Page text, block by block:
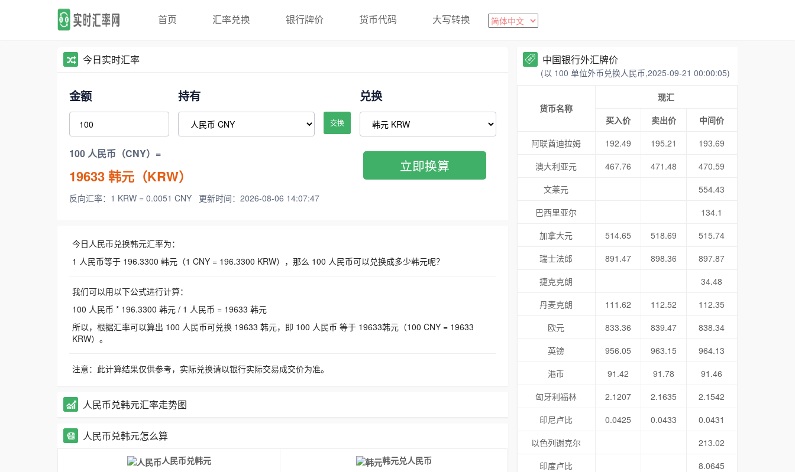
首页 汇率兑换 银行牌价 货币代码 大写转换
今日实时汇率
金额 持有
交换
兑换
100 人民币（CNY）=
19633韩元（KRW）
反向汇率：1 KRW = 0.0051 CNY 更新时间：2026-08-06 14:07:47
立即换算
今日人民币兑换韩元汇率为：
1 人民币等于 196.3300 韩元（1 CNY = 196.3300 KRW），那么 100 人民币可以兑换成多少韩元呢？
我们可以用以下公式进行计算：
100 人民币 * 196.3300 韩元 / 1 人民币 = 19633 韩元
所以，根据汇率可以算出 100 人民币可兑换 19633 韩元，即 100 人民币 等于 19633韩元（100 CNY = 19633
KRW）。
注意：此计算结果仅供参考，实际兑换请以银行实际交易成交价为准。
人民币兑韩元汇率走势图
人民币兑韩元怎么算
人民币兑韩元 韩元兑人民币
中国银行外汇牌价
(以 100 单位外币兑换人民币,2025-09-21 00:00:05)
货币名称
现汇
买入价
卖出价
中间价
阿联酋迪拉姆
192.49 195.21
193.69
澳大利亚元
467.76 471.48
470.59
文莱元
554.43
巴西里亚尔
134.1
加拿大元
514.65 518.69
515.74
瑞士法郎
891.47 898.36
897.87
捷克克朗
34.48
丹麦克朗
111.62 112.52
112.35
欧元
833.36 839.47
838.34
英镑
956.05 963.15
964.13
港币
91.42 91.78
91.46
匈牙利福林
2.1207 2.1635
2.1542
印尼卢比
0.0425 0.0433
0.0431
以色列谢克尔
213.02
印度卢比
8.0645